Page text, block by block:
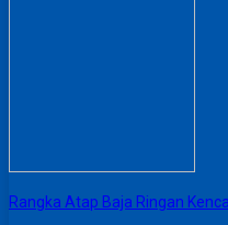
Rangka Atap Baja Ringan